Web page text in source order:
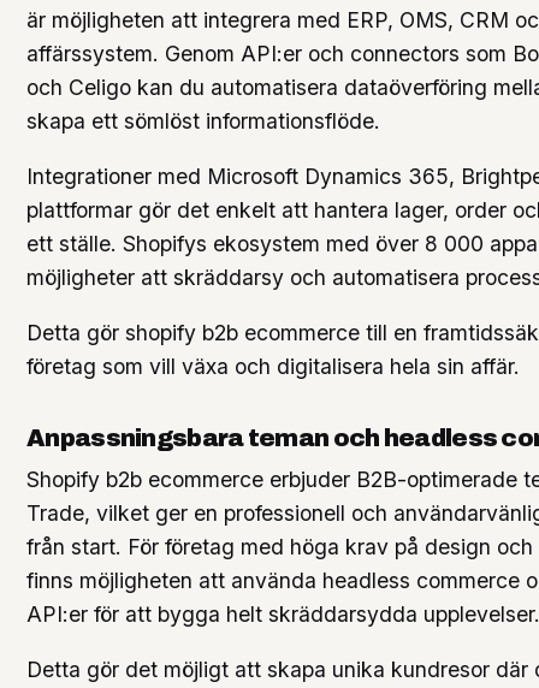
är möjligheten att integrera med ERP, OMS, CRM
affärssystem. Genom API:er och connectors som
och Celigo kan du automatisera dataöverföring
skapa ett sömlöst informationsflöde.
Integrationer med Microsoft Dynamics 365,
plattformar gör det enkelt att hantera lager, order
ett ställe. Shopifys ekosystem med över 8 000
möjligheter att skräddarsy och automatisera
Detta gör shopify b2b ecommerce till en
företag som vill växa och digitalisera hela sin affär.
Anpassningsbara teman och headless
Shopify b2b ecommerce erbjuder B2B-optimerade
Trade, vilket ger en professionell och
från start. För företag med höga krav på design
finns möjligheten att använda headless commerce
API:er för att bygga helt skräddarsydda upplevelser.
Detta gör det möjligt att skapa unika kundresor där